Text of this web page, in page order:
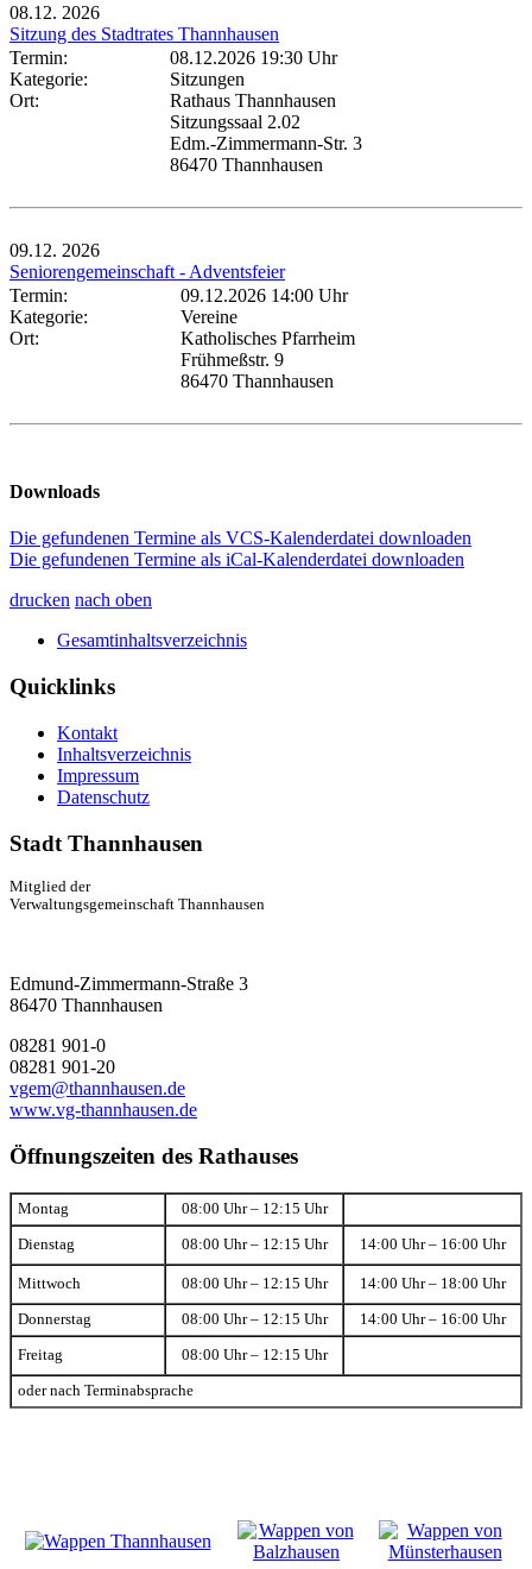
08.12. 2026
Sitzung des Stadtrates Thannhausen
Termin:
08.12.2026 19:30 Uhr
Kategorie:
Sitzungen
Ort:
Rathaus Thannhausen
Sitzungssaal 2.02
Edm.-Zimmermann-Str. 3
86470 Thannhausen
09.12. 2026
Seniorengemeinschaft - Adventsfeier
Termin:
09.12.2026 14:00 Uhr
Kategorie:
Vereine
Ort:
Katholisches Pfarrheim
Frühmeßstr. 9
86470 Thannhausen
Downloads
Die gefundenen Termine als VCS-Kalenderdatei downloaden
Die gefundenen Termine als iCal-Kalenderdatei downloaden
drucken nach oben
Gesamtinhaltsverzeichnis
Quicklinks
Kontakt
Inhaltsverzeichnis
Impressum
Datenschutz
Stadt Thannhausen
Mitglied der
Verwaltungsgemeinschaft Thannhausen
Edmund-Zimmermann-Straße 3
86470 Thannhausen
08281 901-0
08281 901-20
vgem@thannhausen.de
www.vg-thannhausen.de
Öffnungszeiten des Rathauses
Montag 08:00 Uhr – 12:15 Uhr
Dienstag 08:00 Uhr – 12:15 Uhr 14:00 Uhr – 16:00 Uhr
Mittwoch 08:00 Uhr – 12:15 Uhr 14:00 Uhr – 18:00 Uhr
Donnerstag 08:00 Uhr – 12:15 Uhr 14:00 Uhr – 16:00 Uhr
Freitag 08:00 Uhr – 12:15 Uhr
oder nach Terminabsprache